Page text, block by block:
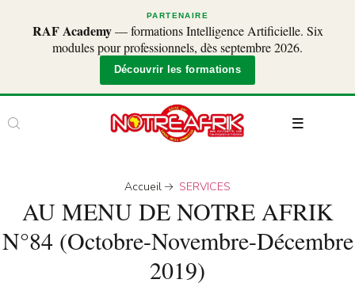
PARTENAIRE
RAF Academy— formations Intelligence Artificielle. Six
modules pour professionnels, dès septembre 2026.
Découvrir les formations
Accueil SERVICES
AU MENU DE NOTRE AFRIK
N°84 (Octobre-Novembre-Décembre
2019)